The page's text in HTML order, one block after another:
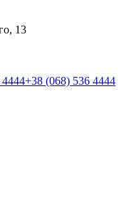
13
+38 (068) 536 4444